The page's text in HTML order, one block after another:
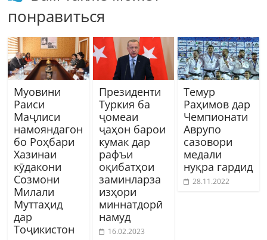
понравиться
Муовини
Раиси
Маҷлиси
намояндагон
бо Роҳбари
Хазинаи
кӯдакони
Созмони
Милали
Муттаҳид
дар
Тоҷикистон
Президенти
Туркия ба
ҷомеаи
ҷаҳон барои
кумак дар
рафъи
оқибатҳои
заминларза
изҳори
миннатдорӣ
намуд
16.02.2023
Темур
Раҳимов дар
Чемпионати
Аврупо
сазовори
медали
нуқра гардид
28.11.2022